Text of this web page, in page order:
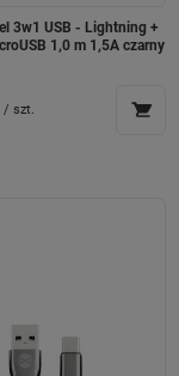
3w1 USB - Lightning +
1,0 m 1,5A czarny
/ szt.